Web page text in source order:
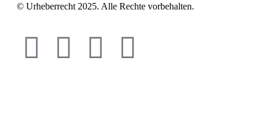
© Urheberrecht 2025. Alle Rechte vorbehalten.